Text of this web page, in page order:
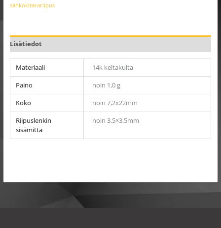
sähkökitarariipus
Lisätiedot
Materiaali
14k keltakulta
Paino
noin 1,0 g
Koko
noin 7,2x22mm
Riipuslenkin
sisämitta
noin 3,5×3,5mm